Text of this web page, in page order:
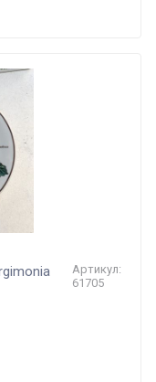
Артикул:
61705